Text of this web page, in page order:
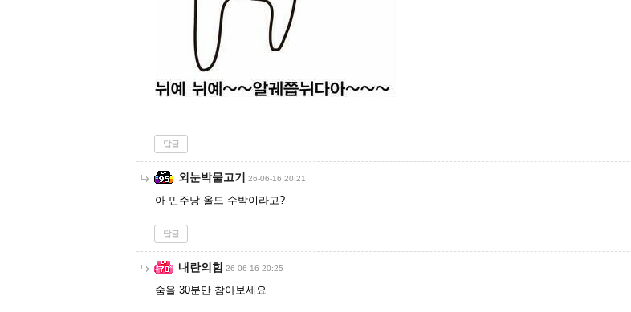
답글
외눈박물고기 26-06-16 20:21
아 민주당 올드 수박이라고?
답글
내란의힘 26-06-16 20:25
숨을 30분만 참아보세요